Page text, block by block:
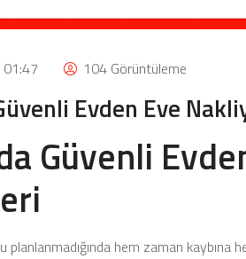
104 Görüntüleme
Evden Eve
Güvenli
planlanmadığında hem zaman